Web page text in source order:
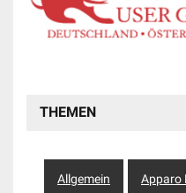
THEMEN
Allgemein Apparo